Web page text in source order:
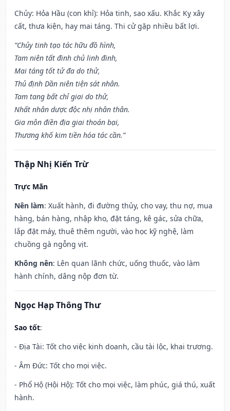
Chủy: Hỏa Hầu (con khỉ): Hỏa tinh, sao xấu. Khắc Kỵ xây
cất, thưa kiện, hay mai táng. Thi cử gặp nhiều bất lợi.
“Chủy tinh tạo tác hữu đồ hình,
Tam niên tất đinh chủ linh đinh,
Mai táng tốt tử đa do thử,
Thủ định Dần niên tiện sát nhân.
Tam tang bất chỉ giai do thử,
Nhất nhân dược độc nhị nhân thân.
Gia môn điền địa giai thoán bại,
Thương khố kim tiền hóa tác cần.”
Thập Nhị Kiến Trừ
Trực Mãn
Nên làm: Xuất hành, đi đường thủy, cho vay, thu nợ, mua
hàng, bán hàng, nhập kho, đặt táng, kê gác, sửa chữa,
lắp đặt máy, thuê thêm người, vào học kỹ nghệ, làm
chuồng gà ngỗng vịt.
Không nên: Lên quan lãnh chức, uống thuốc, vào làm
hành chính, dâng nộp đơn từ.
Ngọc Hạp Thông Thư
Sao tốt:
- Địa Tài: Tốt cho việc kinh doanh, cầu tài lộc, khai trương.
- Âm Đức: Tốt cho mọi việc.
- Phổ Hộ (Hội Hộ): Tốt cho mọi việc, làm phúc, giá thú, xuất
hành.